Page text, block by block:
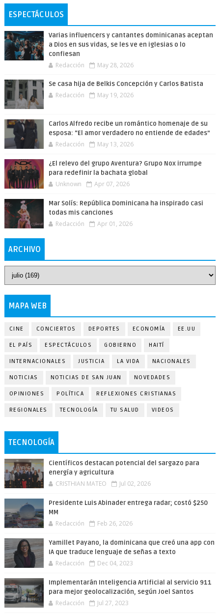
ESPECTÁCULOS
Varias influencers y cantantes dominicanas aceptan
a Dios en sus vidas, se les ve en iglesias o lo
confiesan
Redacción May 28, 2026
Se casa hija de Belkis Concepción y Carlos Batista
Redacción May 19, 2026
Carlos Alfredo recibe un romántico homenaje de su
esposa: “El amor verdadero no entiende de edades”
Redacción May 13, 2026
¿El relevo del grupo Aventura? Grupo Nox irrumpe
para redefinir la bachata global
Unknown Apr 07, 2026
Mar Solís: República Dominicana ha inspirado casi
todas mis canciones
Redacción Apr 01, 2026
ARCHIVO
MAPA WEB
CINE CONCIERTOS DEPORTES ECONOMÍA EE.UU
EL PAÍS ESPECTÁCULOS GOBIERNO HAITÍ
INTERNACIONALES JUSTICIA LA VIDA NACIONALES
NOTICIAS NOTICIAS DE SAN JUAN NOVEDADES
OPINIONES POLÍTICA REFLEXIONES CRISTIANAS
REGIONALES TECNOLOGÍA TU SALUD VIDEOS
TECNOLOGÍA
Científicos destacan potencial del sargazo para
energía y agricultura
CRISTHIAN MATEO Jul 02, 2026
Presidente Luis Abinader entrega radar; costó $250
MM
Redacción Feb 26, 2026
Yamillet Payano, la dominicana que creó una app con
IA que traduce lenguaje de señas a texto
Redacción Dec 04, 2023
Implementarán Inteligencia Artificial al servicio 911
para mejor geolocalización, según Joel Santos
Redacción Jul 27, 2023